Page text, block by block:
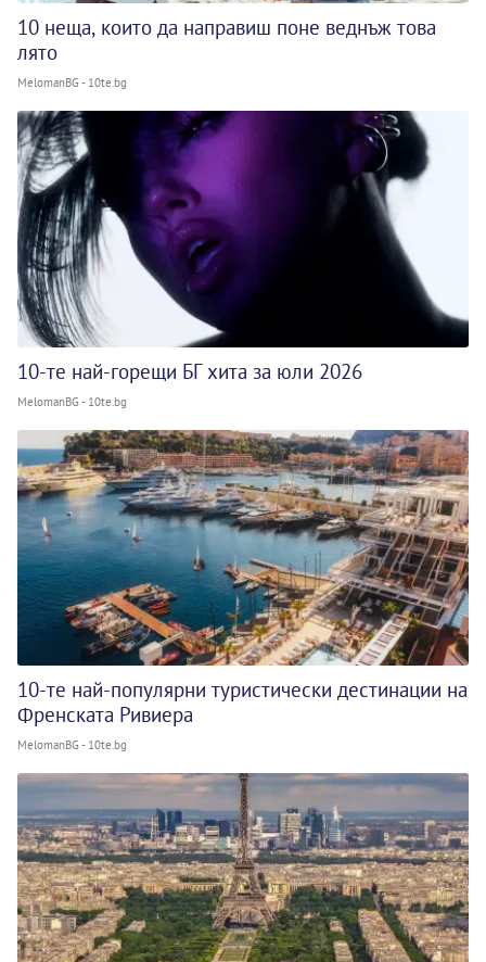
10 неща, които да направиш поне веднъж това
лято
MelomanBG - 10te.bg
10-те най-горещи БГ хита за юли 2026
MelomanBG - 10te.bg
10-те най-популярни туристически дестинации на
Френската Ривиера
MelomanBG - 10te.bg